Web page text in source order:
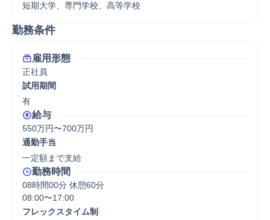
短期大学、専門学校、高等学校
勤務条件
雇用形態
正社員
試用期間
有
給与
550万円〜700万円
通勤手当
一定額まで支給
勤務時間
08時間00分 休憩60分
08:00〜17:00
フレックスタイム制